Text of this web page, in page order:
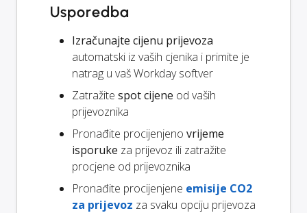
Usporedba
Izračunajte cijenu prijevoza
automatski iz vaših cjenika i primite je
natrag u vaš Workday softver
Zatražite spot cijene od vaših
prijevoznika
Pronađite procijenjeno vrijeme
isporuke za prijevoz ili zatražite
procjene od prijevoznika
Pronađite procijenjene emisije CO2
za prijevoz za svaku opciju prijevoza